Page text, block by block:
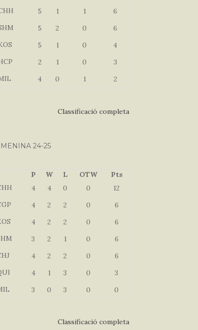
5 1 1
6
5 2 0
6
5 1 0
4
2 1 0
3
4 0 1 2
Classificació completa
24-25
P W L OTW
Pts
4 4 0 0
12
4 2 2 0
6
4 2 2 0
6
3 2 1 0
6
4 2 2 0
6
4 1 3 0
3
3 0 3 0 0
Classificació completa